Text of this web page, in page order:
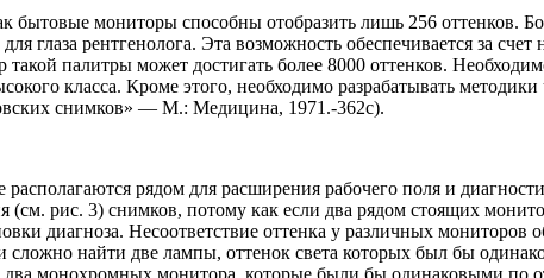
мониторы способны отобразить лишь 256 оттенков.
глаза рентгенолога. Эта возможность обеспечивается за
палитры может достигать более 8000 оттенков.
класса. Кроме этого, необходимо разрабатывать
снимков» — М.: Медицина, 1971.-362с).
рядом для расширения рабочего поля и
(см. рис. 3) снимков, потому как если два рядом стоящих
диагноза. Несоответствие оттенка у различных мониторов
найти две лампы, оттенок света которых был бы
монохромных монитора, которые были бы одинаковыми по